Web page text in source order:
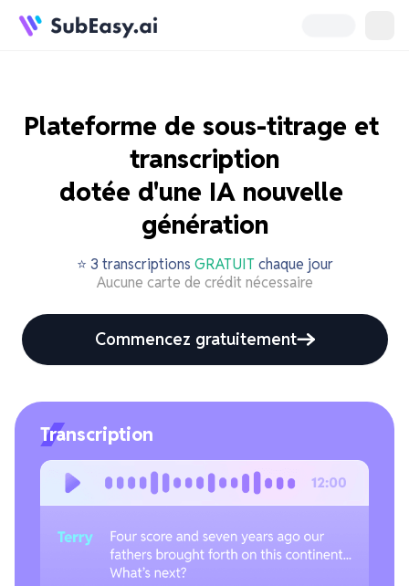
Plateforme de sous-titrage et
transcription
dotée d'une IA nouvelle
génération
⭐ ️3 transcriptions GRATUITchaque jour
Aucune carte de crédit nécessaire
Commencez gratuitement
Transcription